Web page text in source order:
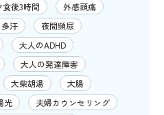
食後3時間
外感頭痛
多汗
夜間頻尿
大人のADHD
大人の発達障害
大柴胡湯
大腸
光
夫婦カウンセリング